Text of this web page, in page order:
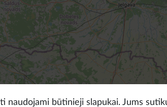
naudojami būtinieji slapukai. Jums